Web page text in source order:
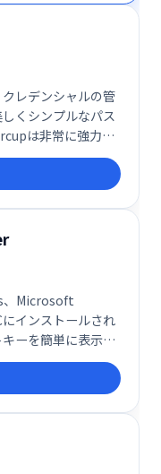
レデンシャルの管
くシンプルなパス
は非常に強力な
パスワードで機密
、より強力で複雑な
に安全に保
、Microsoft
インストールされ
ーを簡単に表示で
SQL Serverのキー
カウント情報など
した時や、再イン
で、ソフトウェア